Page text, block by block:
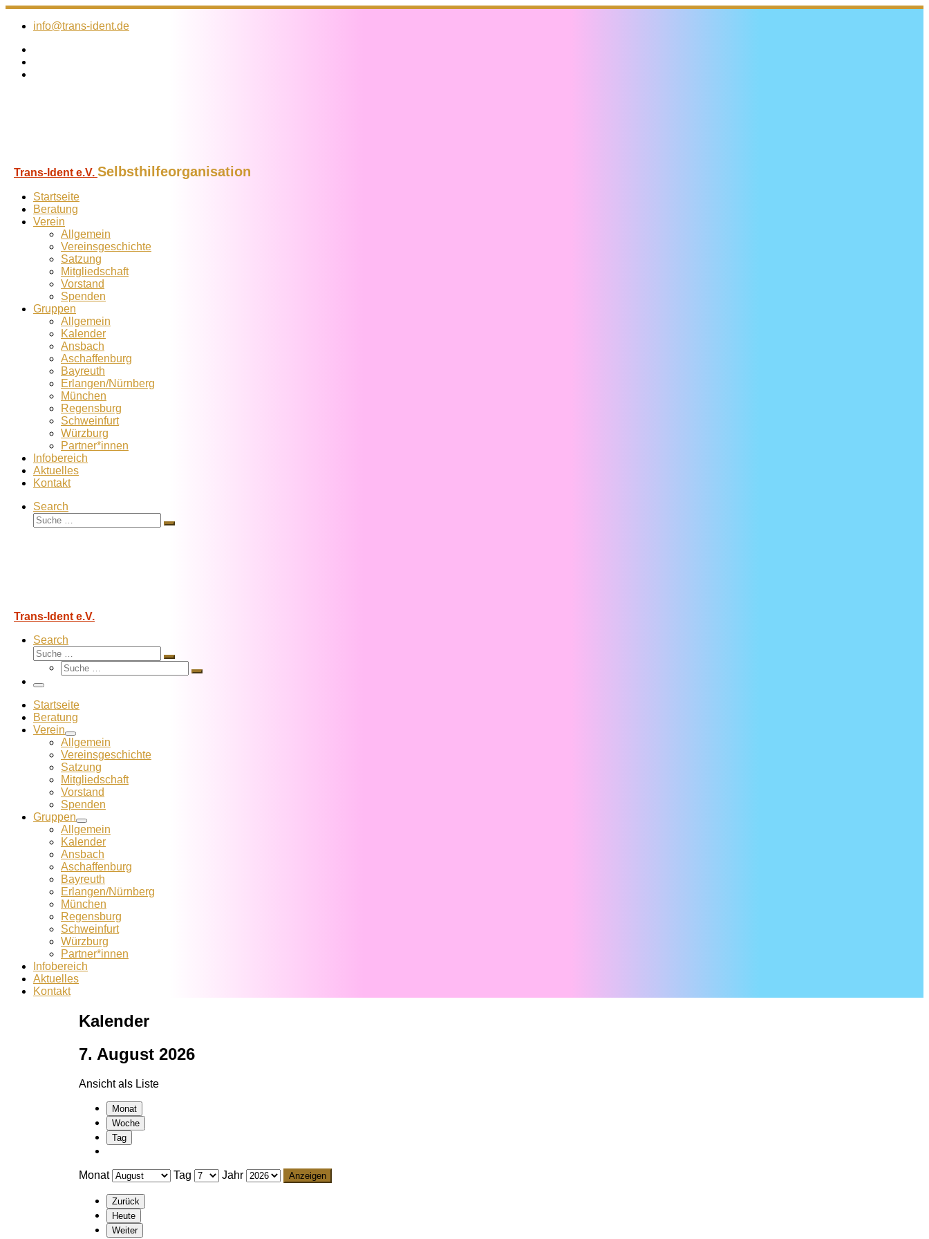
Zum
Inhalt
info@trans-ident.de
Trans-Ident e.V. Selbsthilfeorganisation
Startseite
Beratung
Verein
Allgemein
Vereins­geschichte
Satzung
Mitglied­schaft
Vorstand
Spenden
Gruppen
Allgemein
Kalender
Ansbach
Aschaffenburg
Bayreuth
Erlangen/Nürnberg
München
Regensburg
Schweinfurt
Würzburg
Partner*innen
Infobereich
Aktuelles
Kontakt
Search
Suche
Suche
Trans-Ident e.V.
Search
Suche
Suche
Suche
Suche
Menü
Startseite
Beratung
Verein
Allgemein
Vereins­geschichte
Satzung
Mitglied­schaft
Vorstand
Spenden
Gruppen
Allgemein
Kalender
Ansbach
Aschaffenburg
Bayreuth
Erlangen/Nürnberg
München
Regensburg
Schweinfurt
Würzburg
Partner*innen
Infobereich
Aktuelles
Kontakt
Kalender
7. August 2026
Ansicht als Liste
Monat
Woche
Tag
Monat Tag Jahr
Zurück
Heute
Weiter